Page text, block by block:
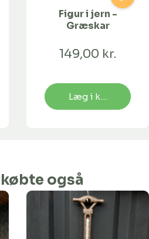
Figur i jern -
Græskar
149,00 kr.
Læg i kurv
også